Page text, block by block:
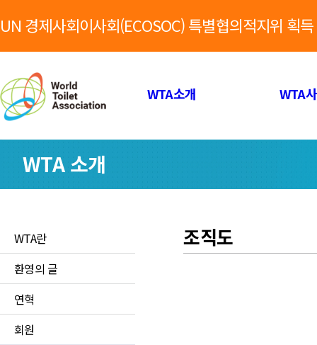
UN 경제사회이사회(ECOSOC) 특별협의적지위 획
WTA소개 WTA
WTA 소개
WTA란
환영의 글
연혁
회원
조직도